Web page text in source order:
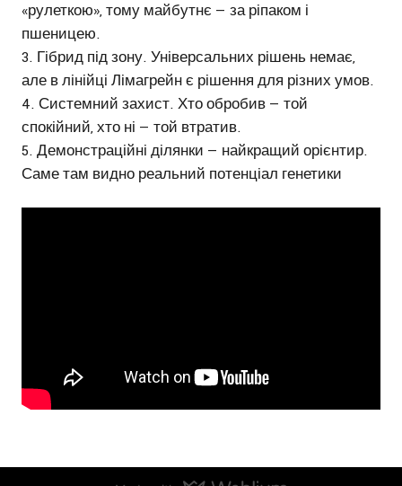
«рулеткою», тому майбутнє — за ріпаком і
пшеницею.
Гібрид під зону. Універсальних рішень немає,
але в лінійці Лімагрейн є рішення для різних умов.
Системний захист. Хто обробив — той
спокійний, хто ні — той втратив.
Демонстраційні ділянки — найкращий орієнтир.
Саме там видно реальний потенціал генетики